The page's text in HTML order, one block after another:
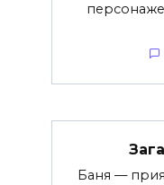
Баня —